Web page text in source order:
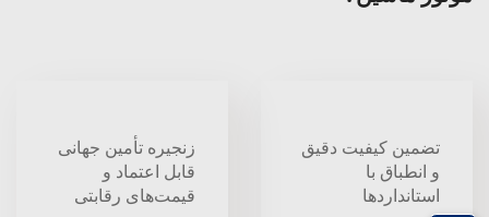
تضمین کیفیت دقیق
و انطباق با
استانداردها
زنجیره تأمین جهانی
قابل اعتماد و
قیمت‌های رقابتی